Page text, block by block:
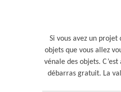
Si vous avez un
objets que vous allez
vénale des objets.
débarras gratuit. La